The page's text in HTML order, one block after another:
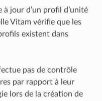
à jour d’un profil d’unité
Vitam vérifie que les
existent dans
pas de contrôle
par rapport à leur
lors de la création de